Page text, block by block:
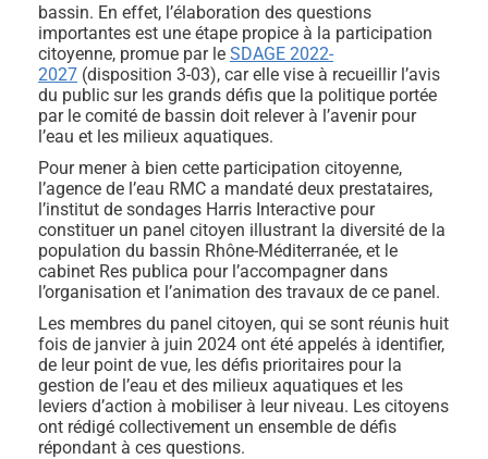
bassin. En effet, l’élaboration des questions
importantes est une étape propice à la participation
citoyenne, promue par le SDAGE 2022-
2027 (disposition 3-03), car elle vise à recueillir l’avis
du public sur les grands défis que la politique portée
par le comité de bassin doit relever à l’avenir pour
l’eau et les milieux aquatiques.
Pour mener à bien cette participation citoyenne,
l’agence de l’eau RMC a mandaté deux prestataires,
l’institut de sondages Harris Interactive pour
constituer un panel citoyen illustrant la diversité de la
population du bassin Rhône-Méditerranée, et le
cabinet Res publica pour l’accompagner dans
l’organisation et l’animation des travaux de ce panel.
Les membres du panel citoyen, qui se sont réunis huit
fois de janvier à juin 2024 ont été appelés à identifier,
de leur point de vue, les défis prioritaires pour la
gestion de l’eau et des milieux aquatiques et les
leviers d’action à mobiliser à leur niveau. Les citoyens
ont rédigé collectivement un ensemble de défis
répondant à ces questions.